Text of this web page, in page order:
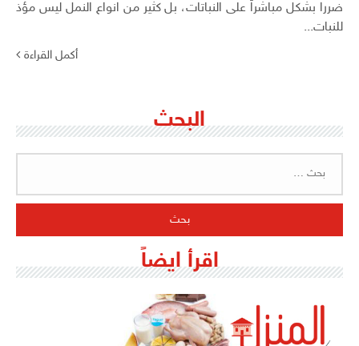
ضررا بشكل مباشراً على النباتات، بل كثير من انواع النمل ليس مؤذ
للنبات...
أكمل القراءة
البحث
اقرأ ايضاً